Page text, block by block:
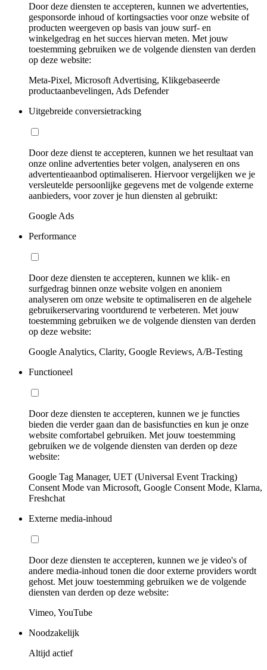
Door deze diensten te accepteren, kunnen we advertenties,
gesponsorde inhoud of kortingsacties voor onze website of
producten weergeven op basis van jouw surf- en
winkelgedrag en het succes hiervan meten. Met jouw
toestemming gebruiken we de volgende diensten van derden
op deze website:
Meta-Pixel, Microsoft Advertising, Klikgebaseerde
productaanbevelingen, Ads Defender
Uitgebreide conversietracking
Door deze dienst te accepteren, kunnen we het resultaat van
onze online advertenties beter volgen, analyseren en ons
advertentieaanbod optimaliseren. Hiervoor vergelijken we je
versleutelde persoonlijke gegevens met de volgende externe
aanbieders, voor zover je hun diensten al gebruikt:
Google Ads
Performance
Door deze diensten te accepteren, kunnen we klik- en
surfgedrag binnen onze website volgen en anoniem
analyseren om onze website te optimaliseren en de algehele
gebruikerservaring voortdurend te verbeteren. Met jouw
toestemming gebruiken we de volgende diensten van derden
op deze website:
Google Analytics, Clarity, Google Reviews, A/B-Testing
Functioneel
Door deze diensten te accepteren, kunnen we je functies
bieden die verder gaan dan de basisfuncties en kun je onze
website comfortabel gebruiken. Met jouw toestemming
gebruiken we de volgende diensten van derden op deze
website:
Google Tag Manager, UET (Universal Event Tracking)
Consent Mode van Microsoft, Google Consent Mode, Klarna,
Freshchat
Externe media-inhoud
Door deze diensten te accepteren, kunnen we je video's of
andere media-inhoud tonen die door externe providers wordt
gehost. Met jouw toestemming gebruiken we de volgende
diensten van derden op deze website:
Vimeo, YouTube
Noodzakelijk
Altijd actief